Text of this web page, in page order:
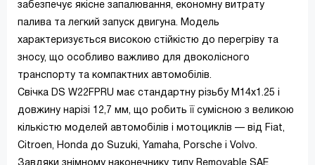
забезпечує якісне запалювання, економну витрату
палива та легкий запуск двигуна. Модель
характеризується високою стійкістю до перегріву та
зносу, що особливо важливо для двоколісного
транспорту та компактних автомобілів.
Свічка DS W22FPRU має стандартну різьбу М14x1.25 і
довжину нарізі 12,7 мм, що робить її сумісною з великою
кількістю моделей автомобілів і мотоциклів — від Fiat,
Citroen, Honda до Suzuki, Yamaha, Porsche і Volvo.